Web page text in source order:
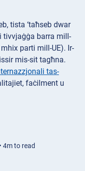
tista ‘taħseb dwar
tivvjaġġa barra mill-
parti mill-UE). Ir-
mis-sit tagħna.
tas-
faċilment u
4m to read